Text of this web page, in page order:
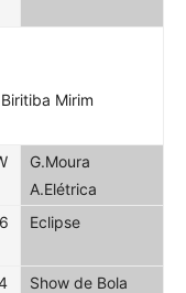
Mirim
G.Moura
A.Elétrica
Eclipse
Show de Bola